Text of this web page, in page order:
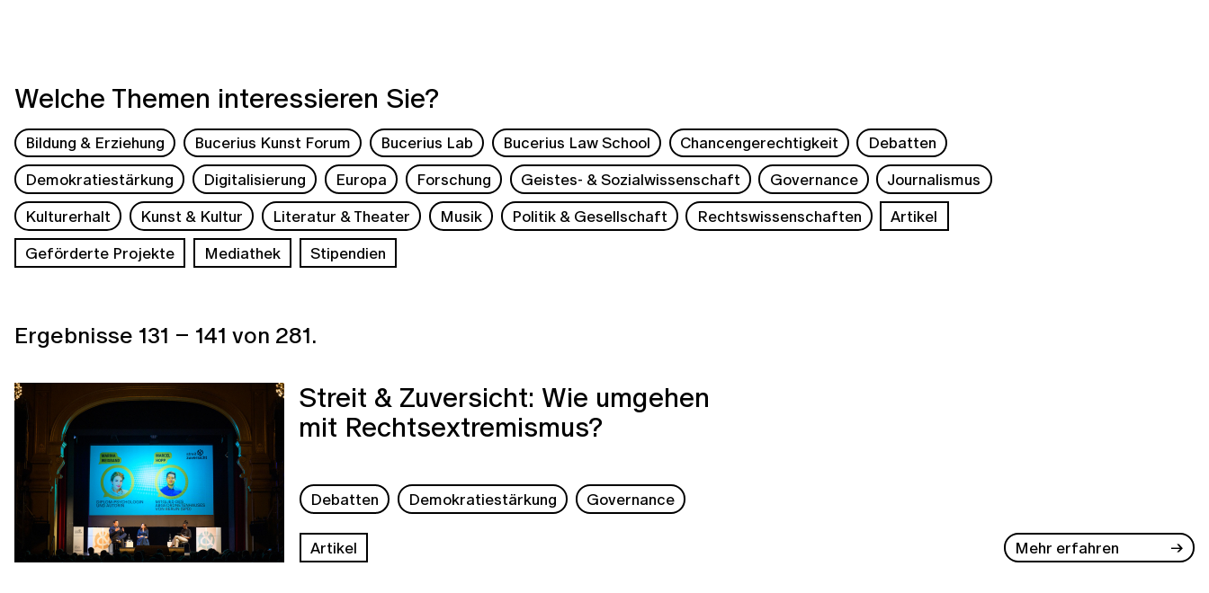
Welche Themen interessieren Sie?
Bildung & Erziehung Bucerius Kunst Forum Bucerius Lab Bucerius Law School Chancengerechtigkeit
Debatten
Demokratiestärkung
Digitalisierung Europa Forschung Geistes- & Sozialwissenschaft Governance
Journalismus
Kulturerhalt
Kunst & Kultur Literatur & Theater Musik Politik & Gesellschaft Rechtswissenschaften
Artikel
Geförderte Projekte
Mediathek Stipendien
Ergebnisse 131 – 141 von 281.
Streit & Zuversicht: Wie umgehen
mit Rechtsextremismus?
Debatten Demokratiestärkung Governance
Artikel Mehr erfahren